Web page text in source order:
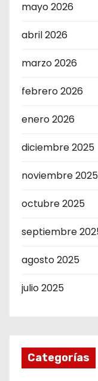
mayo 2026
abril 2026
marzo 2026
febrero 2026
enero 2026
diciembre 2025
noviembre 2025
octubre 2025
septiembre
agosto 2025
julio 2025
Categorías